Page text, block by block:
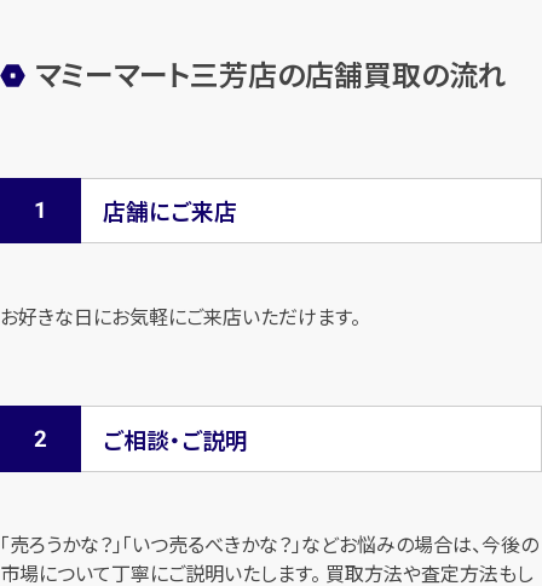
マミーマート三芳店の店舗買取の流れ
店舗にご来店
お好きな日にお気軽にご来店いただけます。
ご相談・ご説明
「売ろうかな？」「いつ売るべきかな？」などお悩みの場合は、今後の
市場について丁寧にご説明いたします。 買取方法や査定方法もし